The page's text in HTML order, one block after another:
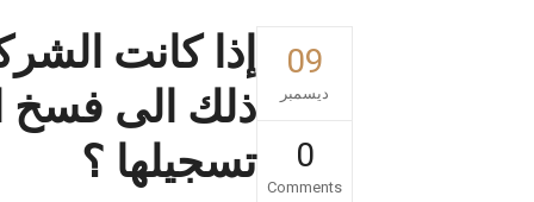
09
ديسمبر
0
Comments
إذا كانت
ذلك الى فسخ
تسجيلها ؟